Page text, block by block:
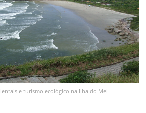
e turismo ecológico na Ilha do Mel